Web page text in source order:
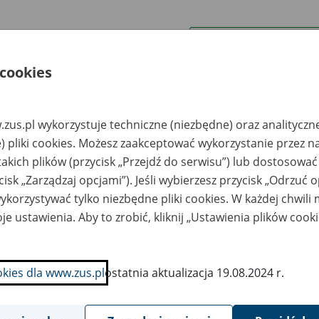
uwagi można przesyłać poprzez
Ukryj wszystkie pozycje bazy
pracy
Miejsce
przechowywania
dokumentów
Nr zespołu akt w
archiwum
państwowym
Daty
Łódź ul.
Archiwizacyjne
"TABULUS" Sp. z o.o.,
Reginów 96, 96-232
wykorzystuje techniczne (niezbędne) oraz
pliki cookies. Możesz zaakceptować wykorzystanie przez
plików (przycisk „Przejdź do serwisu”) lub
„Zarządzaj opcjami”). Jeśli wybierzesz przycisk „Odrzuć
tylko niezbędne pliki cookies. W każdej chwili
ustawienia. Aby to zrobić, kliknij „Ustawienia plików
dla www.zus.plostatnia aktualizacja 19.08.2024 r.